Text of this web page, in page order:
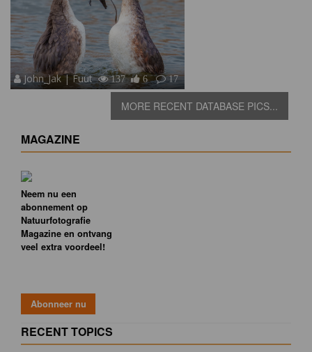
John_Jak | Fuut 137 6 17
MORE RECENT DATABASE PICS...
MAGAZINE
Neem nu een
abonnement op
Natuurfotografie
Magazine en ontvang
veel extra voordeel!
RECENT TOPICS